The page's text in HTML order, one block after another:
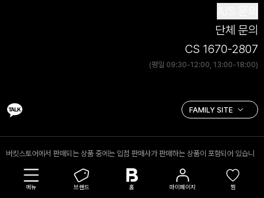
단체 문의
CS 1670-2807
(평일 09:30-12:00, 13:00-18:00)
버킷스토어에서 판매되는 상품 중에는 입점 판매사가 판매하는 상품이 포함되어 있습니
입점 판매사가 등록한 상품정보 및 거래 등에 대해 책임을 지지 않습니다.
메뉴 브랜드 홈 마이페이지 찜